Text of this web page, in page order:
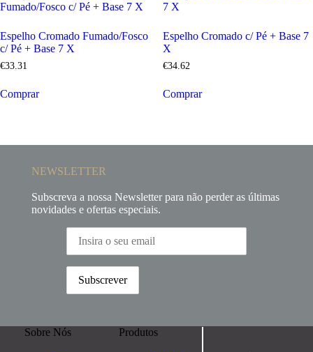
Espelho Cromado Fumado/Fosco
c/ Pé + Base 7 X
€33.31
Comprar
Espelho Cromado c/ Pé + Base 7
X
€34.62
Comprar
NEWSLETTER
Subscreva a nossa Newsletter para não perder as últimas
novidades e ofertas especiais.
Sobre Nós Produtos